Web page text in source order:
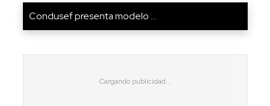
Condusef presenta modelo ...